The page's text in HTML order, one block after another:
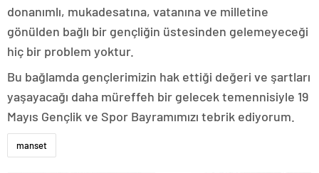
donanımlı, mukadesatına, vatanına ve milletine
gönülden bağlı bir gençliğin üstesinden gelemeyeceği
hiç bir problem yoktur.
Bu bağlamda gençlerimizin hak ettiği değeri ve şartları
yaşayacağı daha müreffeh bir gelecek temennisiyle 19
Mayıs Gençlik ve Spor Bayramımızı tebrik ediyorum.
manset